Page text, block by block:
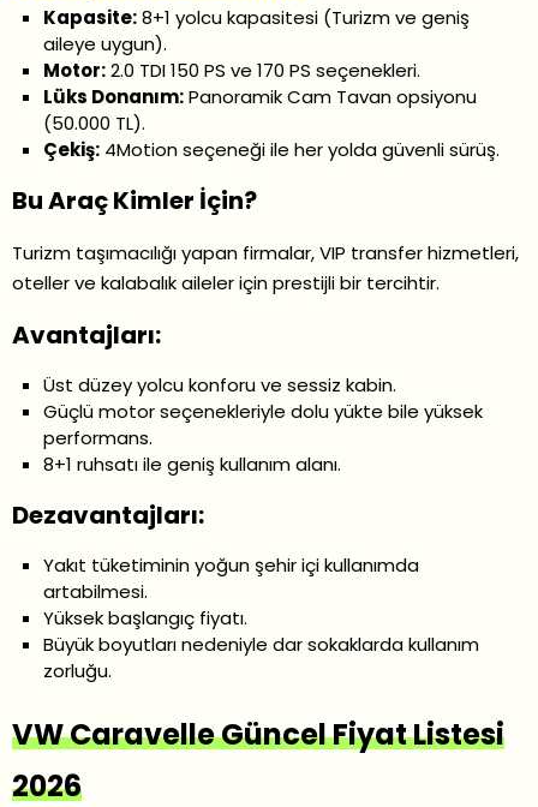
Kapasite:8+1 yolcu kapasitesi (Turizm ve geniş
aileye uygun).
Motor:2.0 TDI 150 PS ve 170 PS seçenekleri.
Lüks Donanım:Panoramik Cam Tavan opsiyonu
(50.000 TL).
Çekiş: 4Motion seçeneği ile her yolda güvenli sürüş.
Bu Araç Kimler İçin?
Turizm taşımacılığı yapan firmalar, VIP transfer hizmetleri,
oteller ve kalabalık aileler için prestijli bir tercihtir.
Avantajları:
Üst düzey yolcu konforu ve sessiz kabin.
Güçlü motor seçenekleriyle dolu yükte bile yüksek
performans.
8+1 ruhsatı ile geniş kullanım alanı.
Dezavantajları:
Yakıt tüketiminin yoğun şehir içi kullanımda
artabilmesi.
Yüksek başlangıç fiyatı.
Büyük boyutları nedeniyle dar sokaklarda kullanım
zorluğu.
VW Caravelle Güncel Fiyat Listesi
2026